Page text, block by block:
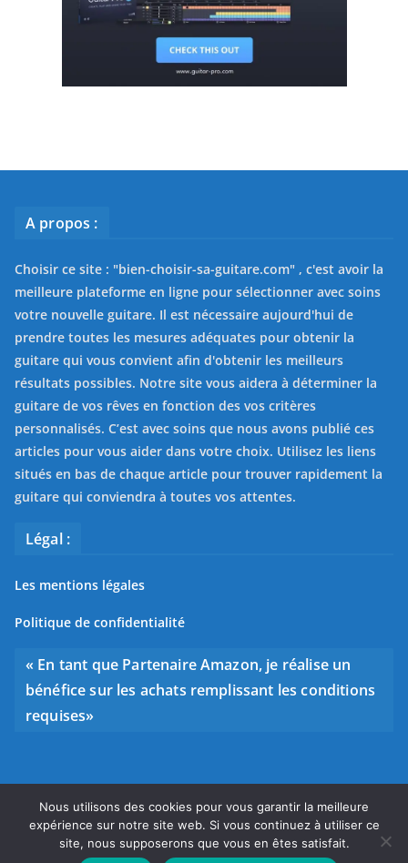
A propos :
Choisir ce site : "bien-choisir-sa-guitare.com" , c'est avoir la
meilleure plateforme en ligne pour sélectionner avec soins
votre nouvelle guitare. Il est nécessaire aujourd'hui de
prendre toutes les mesures adéquates pour obtenir la
guitare qui vous convient afin d'obtenir les meilleurs
résultats possibles. Notre site vous aidera à déterminer la
guitare de vos rêves en fonction des vos critères
personnalisés. C’est avec soins que nous avons publié ces
articles pour vous aider dans votre choix. Utilisez les liens
situés en bas de chaque article pour trouver rapidement la
guitare qui conviendra à toutes vos attentes.
Légal :
Les mentions légales
Politique de confidentialité
« En tant que Partenaire Amazon, je réalise un
bénéfice sur les achats remplissant les conditions
requises»
Copyright © 2026 Bien choisir sa guitare. Tous droits
réservés.
Nous utilisons des cookies pour vous garantir la meilleure
expérience sur notre site web. Si vous continuez à utiliser ce
site, nous supposerons que vous en êtes satisfait.